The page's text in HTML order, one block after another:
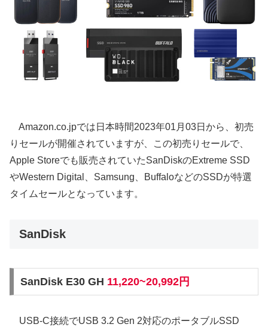
Amazon.co.jpでは日本時間2023年01月03日から、初売
りセールが開催されていますが、この初売りセールで、
Apple Storeでも販売されていたSanDiskのExtreme SSD
やWestern Digital、Samsung、BuffaloなどのSSDが特選
タイムセールとなっています。
SanDisk
SanDisk E30 GH 11,220~20,992円
USB-C接続でUSB 3.2 Gen 2対応のポータブルSSD